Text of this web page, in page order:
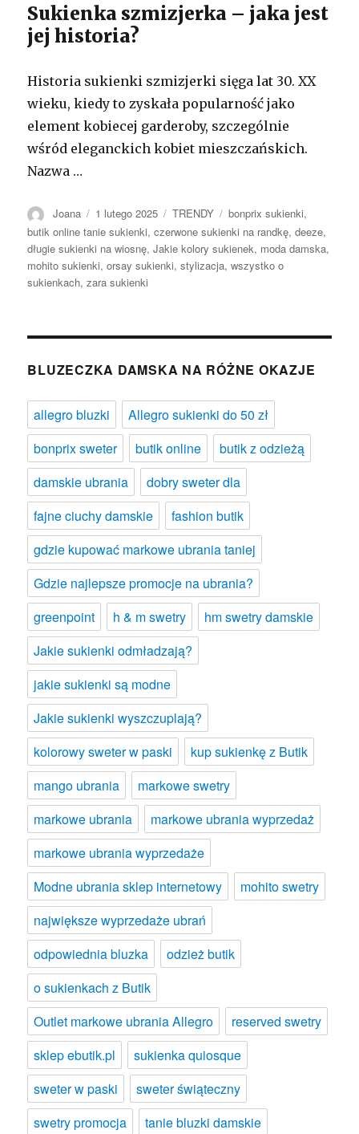
Sukienka szmizjerka – jaka jest
jej historia?
Historia sukienki szmizjerki sięga lat 30. XX
wieku, kiedy to zyskała popularność jako
element kobiecej garderoby, szczególnie
wśród eleganckich kobiet mieszczańskich.
Nazwa …
Autor
Joana Opublikowano
1 lutego 2025 Kategorie
TRENDY Tagi
bonprix sukienki,
butik online tanie sukienki,czerwone sukienki na randkę,deeze,
długie sukienki na wiosnę,Jakie kolory sukienek, moda damska,
mohito sukienki,orsay sukienki,stylizacja,wszystko o
sukienkach,zara sukienki
BLUZECZKA DAMSKA NA RÓŻNE OKAZJE
allegro bluzki
Allegro sukienki do 50 zł
bonprix sweter
butik online
butik z odzieżą
damskie ubrania
dobry sweter dla
fajne ciuchy damskie
fashion butik
gdzie kupować markowe ubrania taniej
Gdzie najlepsze promocje na ubrania?
greenpoint
h & m swetry
hm swetry damskie
Jakie sukienki odmładzają?
jakie sukienki są modne
Jakie sukienki wyszczuplają?
kolorowy sweter w paski
kup sukienkę z Butik
mango ubrania
markowe swetry
markowe ubrania
markowe ubrania wyprzedaż
markowe ubrania wyprzedaże
Modne ubrania sklep internetowy
mohito swetry
największe wyprzedaże ubrań
odpowiednia bluzka
odzież butik
o sukienkach z Butik
Outlet markowe ubrania Allegro
reserved swetry
sklep ebutik.pl
sukienka quiosque
sweter w paski
sweter świąteczny
swetry promocja
tanie bluzki damskie